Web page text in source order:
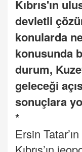
Kıbrıs'ın
devletli
konularda
konusunda
durum,
geleceği
sonuçlara
*
Ersin